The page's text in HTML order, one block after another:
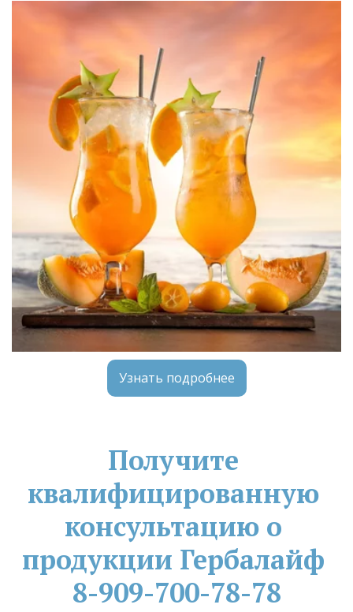
Узнать подробнее
Получите
квалифицированную
консультацию о
продукции Гербалайф
8-909-700-78-78